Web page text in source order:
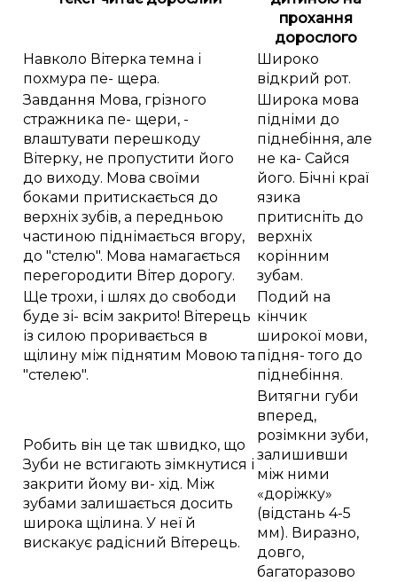
прохання
дорослого
Навколо Вітерка темна і
похмура пе- щера.
Широко
відкрий рот.
Завдання Мова, грізного
стражника пе- щери, -
влаштувати перешкоду
Вітерку, не пропустити його
до виходу. Мова своїми
боками притискається до
верхніх зубів, а передньою
частиною піднімається вгору,
до "стелю". Мова намагається
перегородити Вітер дорогу.
Широка мова
підніми до
піднебіння, але
не ка- Сайся
його. Бічні краї
язика
притисніть до
верхніх
корінним
зубам.
Ще трохи, і шлях до свободи
буде зі- всім закрито! Вітерець
із силою проривається в
щілину між піднятим Мовою та
"стелею".
Подий на
кінчик
широкої мови,
підня- того до
піднебіння.
Робить він це так швидко, що
Зуби не встигають зімкнутися і
закрити йому ви- хід. Між
зубами залишається досить
широка щілина. У неї й
вискакує радісний Вітерець.
Витягни губи
вперед,
розімкни зуби,
залишивши
між ними
«доріжку»
(відстань 4-5
мм). Виразно,
довго,
багаторазово